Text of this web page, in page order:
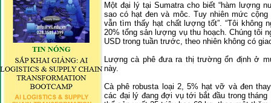
Một đại lý tạiSumatracho biết “hàm lượng
sao có hạt đen và môc. Tuy nhiên mức
vẫn tìm thấy hạt chất lượng tốt”. “Tôi không
20% tổng sản lượng vụ thu hoạch. Chúng tôi
USD trong tuần trước, theo nhiên không có
Lượng cà phê đưa ra thị trường ổn định ở
này.
Cà phê robusta loại 2, 5% hạt vỡ và đen
các đại lý đang đợi vụ tới bắt đầu trong